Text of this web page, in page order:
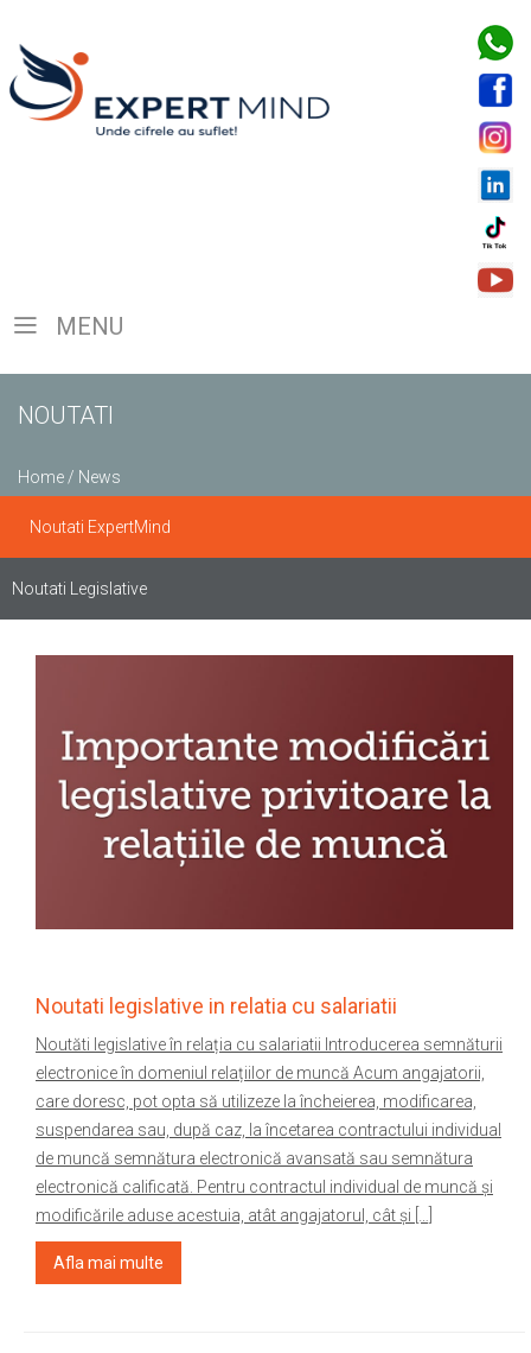
MENU
NOUTATI
Home / News
Noutati ExpertMind
Noutati Legislative
Noutati legislative in relatia cu salariatii
Noutăti legislative în relația cu salariatii Introducerea semnăturii
electronice în domeniul relațiilor de muncă Acum angajatorii,
care doresc, pot opta să utilizeze la încheierea, modificarea,
suspendarea sau, după caz, la încetarea contractului individual
de muncă semnătura electronică avansată sau semnătura
electronică calificată. Pentru contractul individual de muncă și
modificările aduse acestuia, atât angajatorul, cât și […]
Afla mai multe